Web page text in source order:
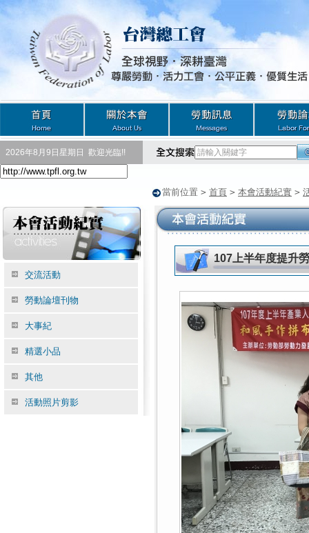
2026年8月9日星期日 歡迎光臨!!
當前位置 > 首頁 > 本會活動紀實 >
交流活動
勞動論壇刊物
大事紀
精選小品
其他
活動照片剪影
107上半年度提升